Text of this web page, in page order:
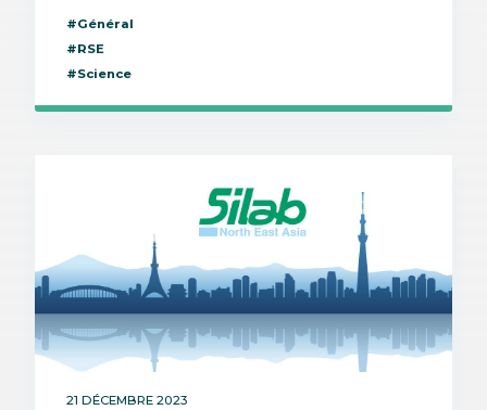
#Général
#RSE
#Science
21 DÉCEMBRE 2023